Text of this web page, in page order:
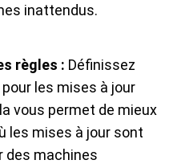
inattendus.
règles : Définissez
les mises à jour
vous permet de mieux
les mises à jour sont
des machines